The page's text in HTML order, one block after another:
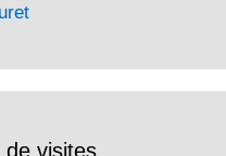
de visites